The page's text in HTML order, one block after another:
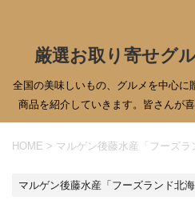
厳選お取り寄せグ
全国の美味しいもの、グルメを中心に
商品を紹介していきます。皆さんが
HOME > マルゲン後藤水産「フーズラ
マルゲン後藤水産「フーズランド北